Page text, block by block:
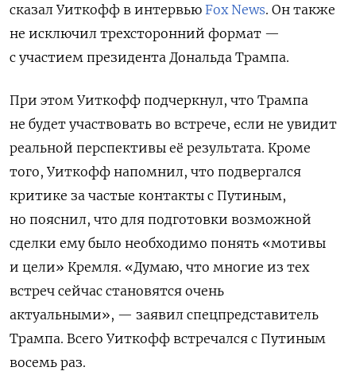
сказал Уиткофф в интервью Fox News. Он также
не исключил трехсторонний формат —
с участием президента Дональда Трампа.
При этом Уиткофф подчеркнул, что Трампа
не будет участвовать во встрече, если не увидит
реальной перспективы её результата. Кроме
того, Уиткофф напомнил, что подвергался
критике за частые контакты с Путиным,
но пояснил, что для подготовки возможной
сделки ему было необходимо понять «мотивы
и цели» Кремля. «Думаю, что многие из тех
встреч сейчас становятся очень
актуальными», — заявил спецпредставитель
Трампа. Всего Уиткофф встречался с Путиным
восемь раз.